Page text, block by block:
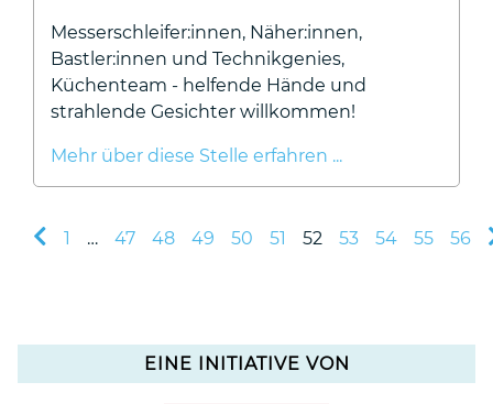
Messerschleifer:innen, Näher:innen,
Bastler:innen und Technikgenies,
Küchenteam - helfende Hände und
strahlende Gesichter willkommen!
Mehr über diese Stelle erfahren ...
1 … 47 48 49 50 51 52 53 54 55 56
EINE INITIATIVE VON